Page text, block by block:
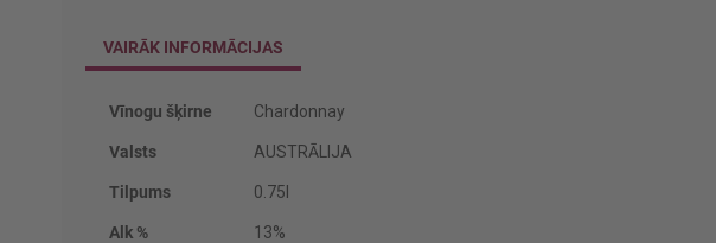
sākumuVAIRĀK INFORMĀCIJAS
Vairāk
Vīnogu šķirne Chardonnay
Valsts AUSTRĀLIJA
Tilpums 0.75l
Alk % 13%